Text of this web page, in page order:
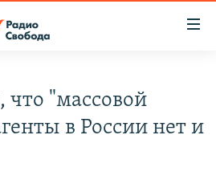
что "массовой
в России нет и